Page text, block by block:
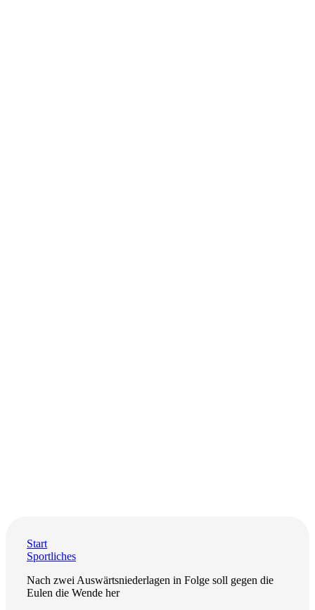
Start
Sportliches
Nach zwei Auswärtsniederlagen in Folge soll gegen die
Eulen die Wende her